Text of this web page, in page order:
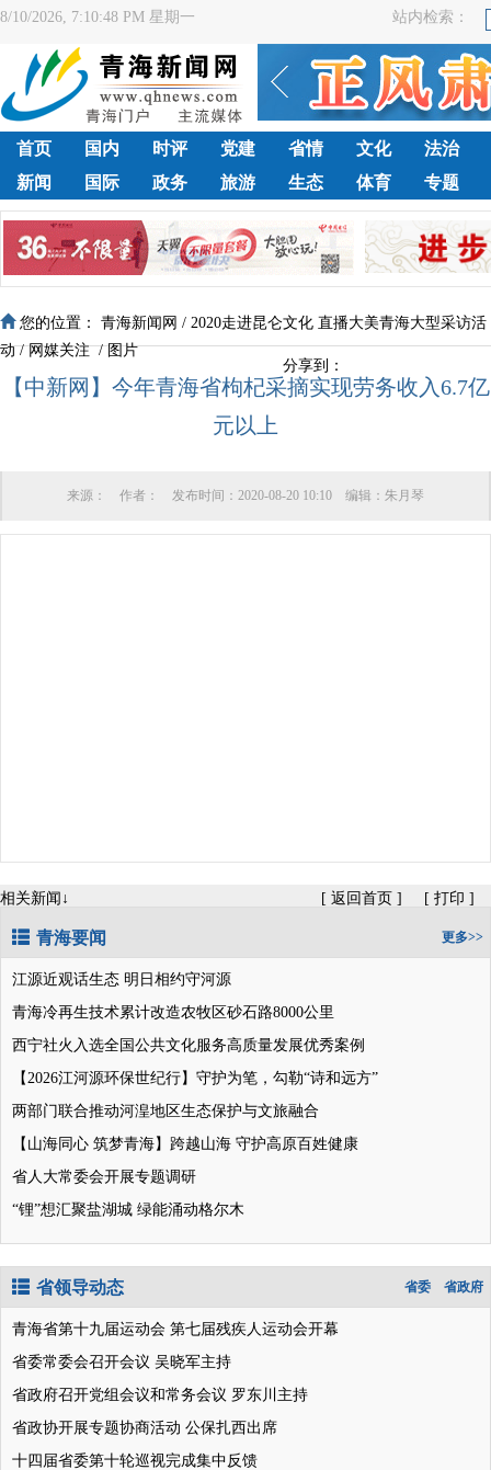
8/10/2026, 7:10:48 PM 星期一 站内检索：
首页 国内 时评 党建 省情 文化
法治
新闻
国际 政务 旅游 生态 体育 专题
您的位置： 青海新闻网 / 2020走进昆仑文化 直播大美青海大型采访活
动/网媒关注/图片
分享到：
【中新网】今年青海省枸杞采摘实现劳务收入6.7亿
元以上
来源： 作者： 发布时间： 2020-08-20 10:10 编辑： 朱月琴
相关新闻↓ [ 返回首页 ] [ 打印 ]
青海要闻 更多>>
江源近观话生态 明日相约守河源
青海冷再生技术累计改造农牧区砂石路8000公里
西宁社火入选全国公共文化服务高质量发展优秀案例
【2026江河源环保世纪行】守护为笔，勾勒“诗和远方”
两部门联合推动河湟地区生态保护与文旅融合
【山海同心 筑梦青海】跨越山海 守护高原百姓健康
省人大常委会开展专题调研
“锂”想汇聚盐湖城 绿能涌动格尔木
省领导动态 省政府
省委
青海省第十九届运动会 第七届残疾人运动会开幕
省委常委会召开会议 吴晓军主持
省政府召开党组会议和常务会议 罗东川主持
省政协开展专题协商活动 公保扎西出席
十四届省委第十轮巡视完成集中反馈